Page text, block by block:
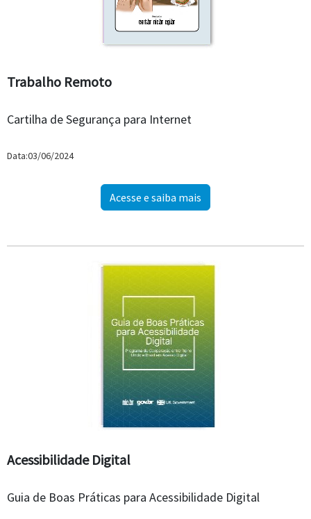
Trabalho Remoto
Cartilha de Segurança para Internet
Data:03/06/2024
Acesse e saiba mais
Acessibilidade Digital
Guia de Boas Práticas para Acessibilidade Digital